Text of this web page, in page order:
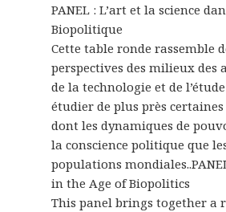
PANEL : L’art et la science
Biopolitique
Cette table ronde rassemble
perspectives des milieux des
de la technologie et de
étudier de plus près
dont les dynamiques de
la conscience politique que
populations mondiales..
in the Age of Biopolitics
This panel brings together a